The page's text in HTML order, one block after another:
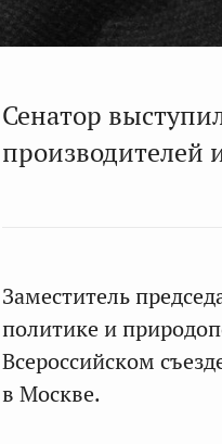
Сенатор
производителей
Заместитель
политике и
Всероссийском
в Москве.